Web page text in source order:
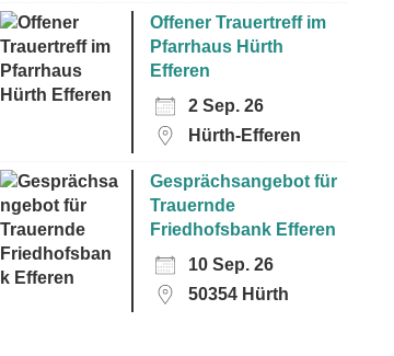
Offener Trauertreff im
Pfarrhaus Hürth
Efferen
2 Sep. 26
Hürth-Efferen
Gesprächsangebot für
Trauernde
Friedhofsbank Efferen
10 Sep. 26
50354 Hürth